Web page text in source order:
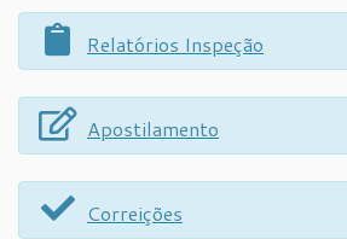
Relatórios Inspeção
Apostilamento
Correições